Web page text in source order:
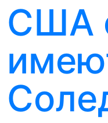
США